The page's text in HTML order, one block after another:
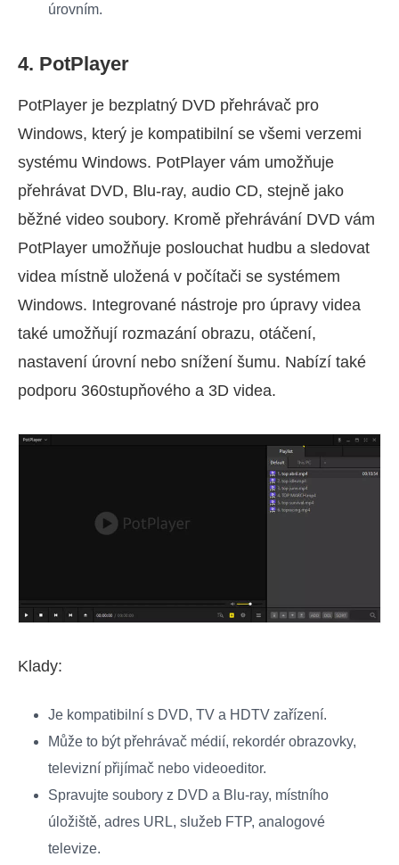
úrovním.
4. PotPlayer
PotPlayer je bezplatný DVD přehrávač pro
Windows, který je kompatibilní se všemi verzemi
systému Windows. PotPlayer vám umožňuje
přehrávat DVD, Blu-ray, audio CD, stejně jako
běžné video soubory. Kromě přehrávání DVD vám
PotPlayer umožňuje poslouchat hudbu a sledovat
videa místně uložená v počítači se systémem
Windows. Integrované nástroje pro úpravy videa
také umožňují rozmazání obrazu, otáčení,
nastavení úrovní nebo snížení šumu. Nabízí také
podporu 360stupňového a 3D videa.
Klady:
Je kompatibilní s DVD, TV a HDTV zařízení.
Může to být přehrávač médií, rekordér obrazovky,
televizní přijímač nebo videoeditor.
Spravujte soubory z DVD a Blu-ray, místního
úložiště, adres URL, služeb FTP, analogové
televize.